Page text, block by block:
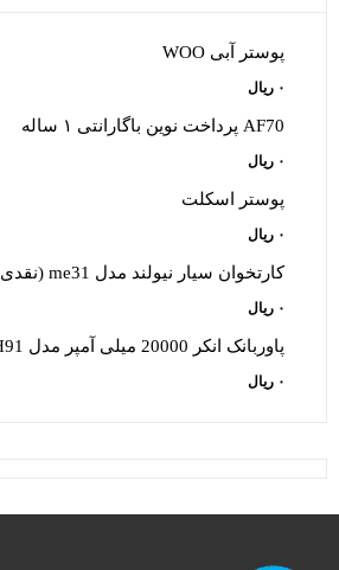
پوستر آبی WOO
۰ ریال
AF70 پرداخت نوین باگارانتی ۱ ساله
۰ ریال
پوستر اسکلت
۰ ریال
کارتخوان سيار نيولند مدل me31 (نقدی)
۰ ریال
پاوربانک انکر 20000 میلی آمپر مدل A1363H91 - قرمز
۰ ریال